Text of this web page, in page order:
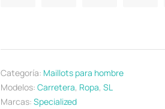
Categoría: Maillots para hombre
Modelos: Carretera, Ropa, SL
Marcas: Specialized